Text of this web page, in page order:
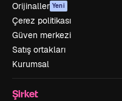
Orijinaller Yeni
Çerez politikası
Güven merkezi
Satış ortakları
Kurumsal
Şirket